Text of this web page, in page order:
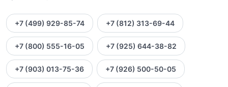
+7 (499) 929-85-74 +7 (812) 313-69-44
+7 (800) 555-16-05 +7 (925) 644-38-82
+7 (903) 013-75-36 +7 (926) 500-50-05